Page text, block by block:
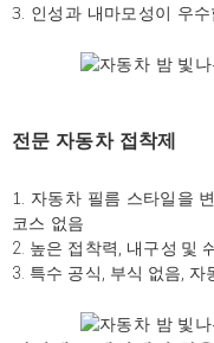
3. 인성과 내마모성이 우수
전문 자동차 접착제
1. 자동차 필름 스타일을
코스 없음
2. 높은 접착력, 내구성 및
3. 특수 공식, 부식 없음, 자